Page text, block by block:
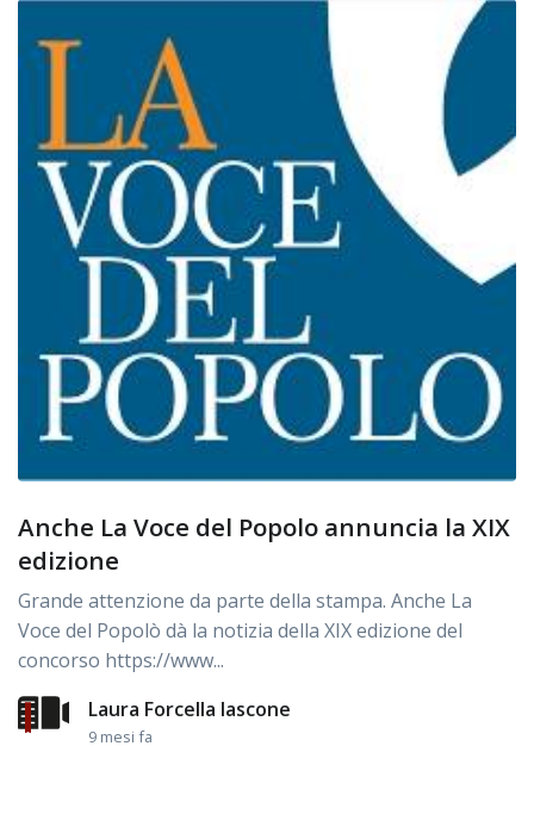
Anche La Voce del Popolo annuncia la XIX
edizione
Grande attenzione da parte della stampa. Anche La
Voce del Popolò dà la notizia della XIX edizione del
concorso https://www...
Laura Forcella Iascone
9 mesi fa